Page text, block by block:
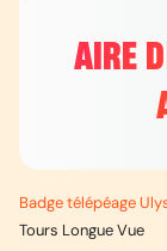
AIRE
Badge télépéage
Tours Longue Vue